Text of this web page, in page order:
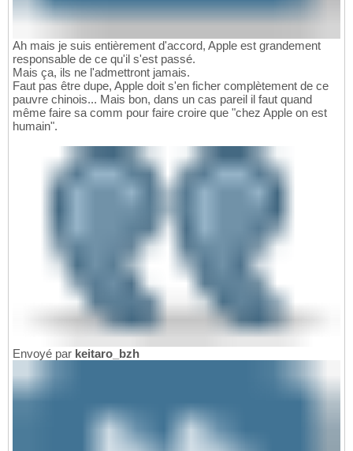
Ah mais je suis entièrement d'accord, Apple est grandement
responsable de ce qu'il s'est passé.
Mais ça, ils ne l'admettront jamais.
Faut pas être dupe, Apple doit s'en ficher complètement de ce
pauvre chinois... Mais bon, dans un cas pareil il faut quand
même faire sa comm pour faire croire que "chez Apple on est
humain".
Envoyé par keitaro_bzh